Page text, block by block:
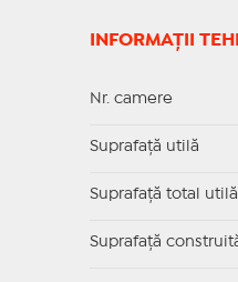
INFORMAȚII
Nr. camere
Suprafaţă utilă
Suprafaţă total utilă
Suprafaţă